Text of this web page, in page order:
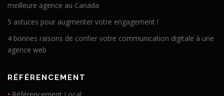
meilleure agence au Canada
5 astuces pour augmenter votre engagement !
4 bonnes raisons de confier votre communication digitale à une
agence web
RÉFÉRENCEMENT